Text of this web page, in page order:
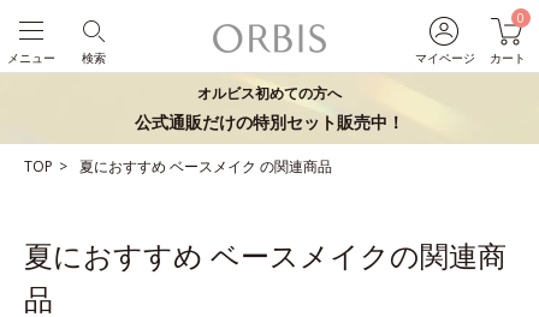
マイページ
0
カート
検索
メニュー
オルビス初めての方へ
公式通販だけの特別セット販売中！
TOP 夏におすすめ ベースメイク の関連商品
夏におすすめ ベースメイクの関連商
品